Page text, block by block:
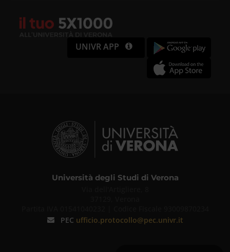
UNIVR APP
Università degli Studi di Verona
PEC ufficio.protocollo@pec.univr.it